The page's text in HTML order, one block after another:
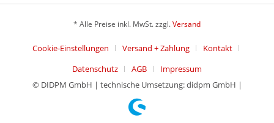
* Alle Preise inkl. MwSt. zzgl.Versand
Cookie-Einstellungen Versand + Zahlung
Kontakt
Datenschutz
AGB
Impressum
© DIDPM GmbH | technische Umsetzung: didpm GmbH |